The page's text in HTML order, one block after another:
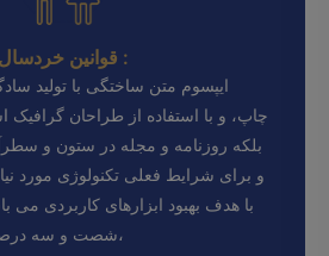
قوانین خردسال :
ایپسوم متن ساختگی با تولید
چاپ، و با استفاده از طراحان گرافیک
بلکه روزنامه و مجله در ستون و
و برای شرایط فعلی تکنولوژی مورد
با هدف بهبود ابزارهای کاربردی می
شصت و سه درصد گذشته حال و آینده،